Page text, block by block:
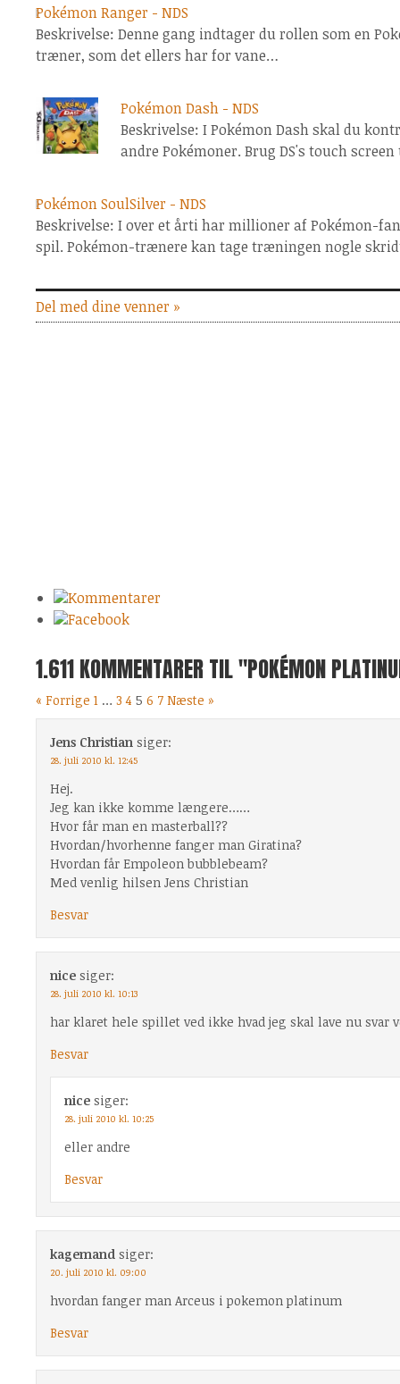
Pokémon Ranger - NDS
Beskrivelse: Denne gang indtager du rollen som en
træner, som det ellers har for vane…
Pokémon Dash - NDS
Beskrivelse: I Pokémon Dash skal du
andre Pokémoner. Brug DS's touch
Pokémon SoulSilver - NDS
Beskrivelse: I over et årti har millioner af Pokémon-
spil. Pokémon-trænere kan tage træningen nogle
Del med dine venner »
Kommentarer
Facebook
1.611 KOMMENTARER TIL "POKÉMON
« Forrige 1 … 3 4 5 6 7 Næste »
Jens Christian siger:
28. juli 2010 kl. 12:45
Hej.
Jeg kan ikke komme længere……
Hvor får man en masterball??
Hvordan/hvorhenne fanger man Giratina?
Hvordan får Empoleon bubblebeam?
Med venlig hilsen Jens Christian
Besvar
nice siger:
28. juli 2010 kl. 10:13
har klaret hele spillet ved ikke hvad jeg skal lave nu svar
Besvar
nice siger:
28. juli 2010 kl. 10:25
eller andre
Besvar
kagemand siger:
20. juli 2010 kl. 09:00
hvordan fanger man Arceus i pokemon platinum
Besvar